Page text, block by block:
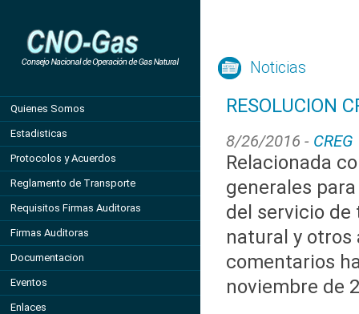
Quienes Somos
Estadisticas
Protocolos y Acuerdos
Reglamento de Transporte
Requisitos Firmas Auditoras
Firmas Auditoras
Documentacion
Eventos
Enlaces
Noticias
RESOLUCION
8/26/2016 - CREG
Relacionada
generales
del servicio
natural y otros
comentarios
noviembre de